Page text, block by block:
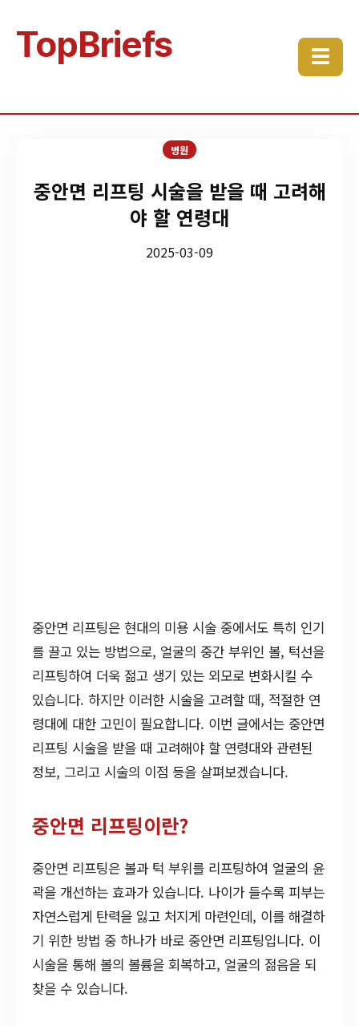
TopBriefs ☰
병원
중안면 리프팅 시술을 받을 때 고려해
야 할 연령대
2025-03-09
중안면 리프팅은 현대의 미용 시술 중에서도 특히 인기
를 끌고 있는 방법으로, 얼굴의 중간 부위인 볼, 턱선을
리프팅하여 더욱 젊고 생기 있는 외모로 변화시킬 수
있습니다. 하지만 이러한 시술을 고려할 때, 적절한 연
령대에 대한 고민이 필요합니다. 이번 글에서는 중안면
리프팅 시술을 받을 때 고려해야 할 연령대와 관련된
정보, 그리고 시술의 이점 등을 살펴보겠습니다.
중안면 리프팅이란?
중안면 리프팅은 볼과 턱 부위를 리프팅하여 얼굴의 윤
곽을 개선하는 효과가 있습니다. 나이가 들수록 피부는
자연스럽게 탄력을 잃고 처지게 마련인데, 이를 해결하
기 위한 방법 중 하나가 바로 중안면 리프팅입니다. 이
시술을 통해 볼의 볼륨을 회복하고, 얼굴의 젊음을 되
찾을 수 있습니다.